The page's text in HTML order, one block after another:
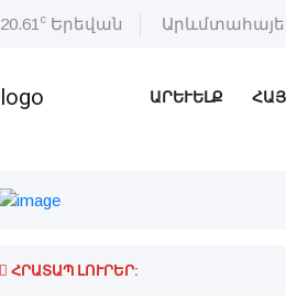
20.61 c Երեվան
ԱՐԵՒԵԼՔ
ՀՐԱՏԱՊ ԼՈՒՐԵՐ: